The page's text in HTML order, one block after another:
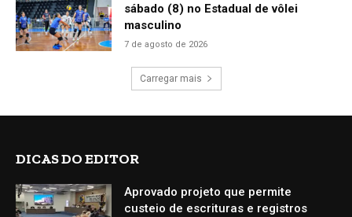
sábado (8) no Estadual de vôlei
masculino
7 de agosto de 2026
Carregar mais
DICAS DO EDITOR
Aprovado projeto que permite
custeio de escrituras e registros